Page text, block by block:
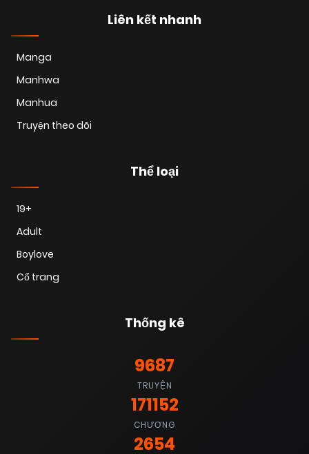
Liên kết nhanh
Manga
Manhwa
Manhua
Truyện theo dõi
Thể loại
19+
Adult
Boylove
Cổ trang
Thống kê
9687
TRUYỆN
171152
CHƯƠNG
2654